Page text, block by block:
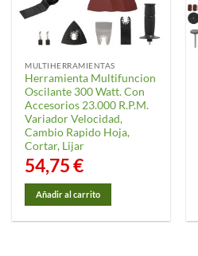
MULTIHERRAMIENTAS
Herramienta Multifuncion
Oscilante 300 Watt. Con
Accesorios 23.000 R.P.M.
Variador Velocidad,
Cambio Rapido Hoja,
Cortar, Lijar
54,75€
Añadir al carrito